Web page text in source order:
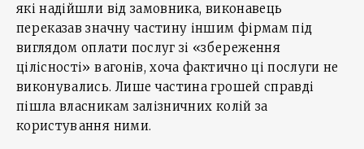
які надійшли від замовника, виконавець
переказав значну частину іншим фірмам під
виглядом оплати послуг зі «збереження
цілісності» вагонів, хоча фактично ці послуги не
виконувались. Лише частина грошей справді
пішла власникам залізничних колій за
користування ними.